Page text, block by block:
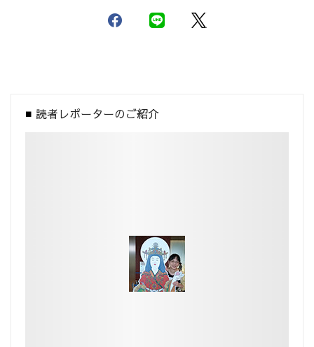
読者レポーターのご紹介